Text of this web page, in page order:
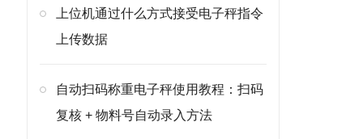
上位机通过什么方式接受电子秤指令
上传数据
自动扫码称重电子秤使用教程：扫码
复核 + 物料号自动录入方法